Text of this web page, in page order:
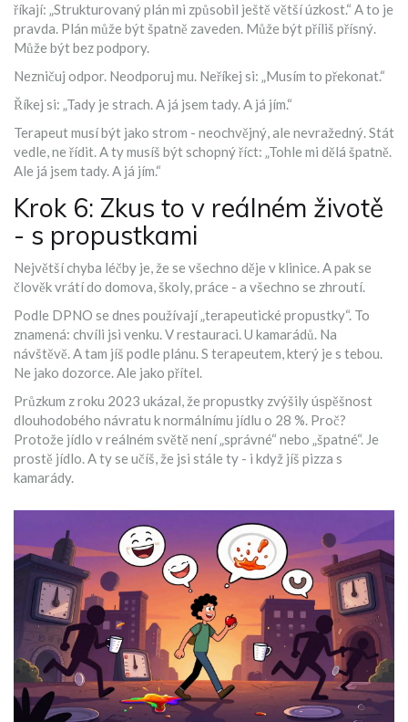
říkají: „Strukturovaný plán mi způsobil ještě větší úzkost.“ A to je
pravda. Plán může být špatně zaveden. Může být příliš přísný.
Může být bez podpory.
Nezničuj odpor. Neodporuj mu. Neříkej si: „Musím to překonat.“
Říkej si: „Tady je strach. A já jsem tady. A já jím.“
Terapeut musí být jako strom - neochvějný, ale nevražedný. Stát
vedle, ne řídit. A ty musíš být schopný říct: „Tohle mi dělá špatně.
Ale já jsem tady. A já jím.“
Krok 6: Zkus to v reálném životě
- s propustkami
Největší chyba léčby je, že se všechno děje v klinice. A pak se
člověk vrátí do domova, školy, práce - a všechno se zhroutí.
Podle DPNO se dnes používají „terapeutické propustky“. To
znamená: chvíli jsi venku. V restauraci. U kamarádů. Na
návštěvě. A tam jíš podle plánu. S terapeutem, který je s tebou.
Ne jako dozorce. Ale jako přítel.
Průzkum z roku 2023 ukázal, že propustky zvýšily úspěšnost
dlouhodobého návratu k normálnímu jídlu o 28 %. Proč?
Protože jídlo v reálném světě není „správné“ nebo „špatné“. Je
prostě jídlo. A ty se učíš, že jsi stále ty - i když jíš pizza s
kamarády.